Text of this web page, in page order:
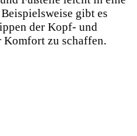
gibt es
der Kopf- und
Komfort zu schaffen.